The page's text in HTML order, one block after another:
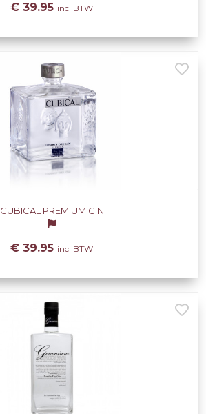
€ 39.95 incl BTW
CUBICAL PREMIUM GIN
€ 39.95 incl BTW